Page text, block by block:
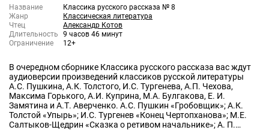
Название
Классика русского рассказа № 8
Жанр
Классическая литература
Чтец
Александр Котов
Длительность
9 часов 46 минут
Ограничение
12+
В очередном сборнике Классика русского рассказа вас ждут
аудиоверсии произведений классиков русской литературы
А.С. Пушкина, А.К. Толстого, И.С. Тургенева, А.П. Чехова,
Максима Горького, А.И. Куприна, М.А. Булгакова, Е. И.
Замятина и А.Т. Аверченко. А.С. Пушкин «Гробовщик»; А.К.
Толстой «Упырь»; И.С. Тургенев «Конец Чертопханова»; М.Е.
Салтыков-Щедрин «Сказка о ретивом начальнике»; А. П.